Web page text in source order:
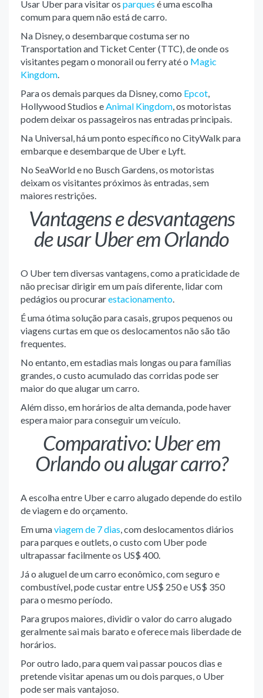
Usar Uber para visitar os parques é uma escolha
comum para quem não está de carro.
Na Disney, o desembarque costuma ser no
Transportation and Ticket Center (TTC), de onde os
visitantes pegam o monorail ou ferry até o Magic
Kingdom.
Para os demais parques da Disney, como Epcot,
Hollywood Studios eAnimal Kingdom, os motoristas
podem deixar os passageiros nas entradas principais.
Na Universal, há um ponto específico no CityWalk para
embarque e desembarque de Uber e Lyft.
No SeaWorld e no Busch Gardens, os motoristas
deixam os visitantes próximos às entradas, sem
maiores restrições.
Vantagens e desvantagens
de usar Uber em Orlando
O Uber tem diversas vantagens, como a praticidade de
não precisar dirigir em um país diferente, lidar com
pedágios ou procurarestacionamento.
É uma ótima solução para casais, grupos pequenos ou
viagens curtas em que os deslocamentos não são tão
frequentes.
No entanto, em estadias mais longas ou para famílias
grandes, o custo acumulado das corridas pode ser
maior do que alugar um carro.
Além disso, em horários de alta demanda, pode haver
espera maior para conseguir um veículo.
Comparativo: Uber em
Orlando ou alugar carro?
A escolha entre Uber e carro alugado depende do estilo
de viagem e do orçamento.
Em umaviagem de 7 dias, com deslocamentos diários
para parques e outlets, o custo com Uber pode
ultrapassar facilmente os US$ 400.
Já o aluguel de um carro econômico, com seguro e
combustível, pode custar entre US$ 250 e US$ 350
para o mesmo período.
Para grupos maiores, dividir o valor do carro alugado
geralmente sai mais barato e oferece mais liberdade de
horários.
Por outro lado, para quem vai passar poucos dias e
pretende visitar apenas um ou dois parques, o Uber
pode ser mais vantajoso.